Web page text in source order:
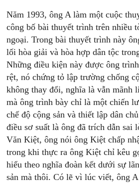
Năm 1993, ông A làm một cuộc
công bố bài thuyết trình trên nhiều
ngoại. Trong bài thuyết trình này
lối hòa giải và hòa hợp dân tộc
Những điều kiện này được ông
rệt, nó chứng tỏ lập trường chống
không thay đổi, nghĩa là vẫn mãnh
mà ông trình bày chỉ là một chiến
chế độ cộng sản và thiết lập dân
điều sơ suất là ông đã trích dẫn sai
Văn Kiệt, ông nói ông Kiệt chấp
trong khi thực ra ông Kiệt chỉ kêu
hiểu theo nghĩa đoàn kết dưới sự
sản mà thôi. Có lẽ vì lúc viết, ông